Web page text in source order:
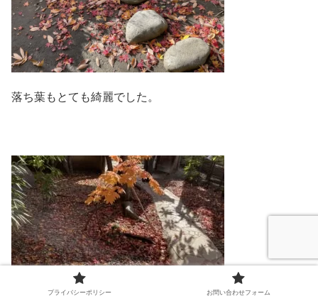
落ち葉もとても綺麗でした。
プライバシーポリシー お問い合わせフォーム